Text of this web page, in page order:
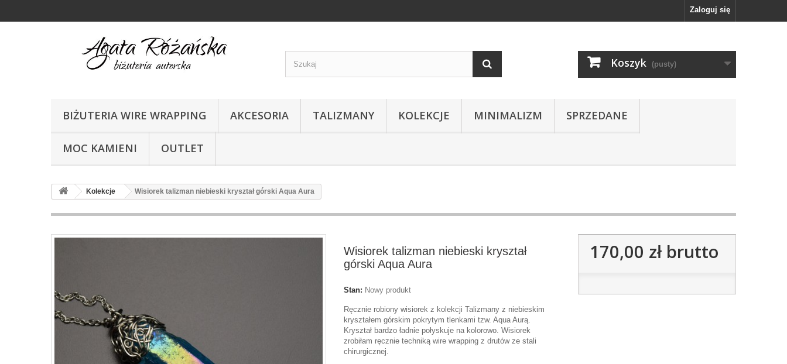
Zaloguj się
Koszyk (pusty)
BIŻUTERIA WIRE WRAPPING AKCESORIA TALIZMANY KOLEKCJE MINIMALIZM SPRZEDANE
MOC KAMIENI OUTLET
Kolekcje Wisiorek talizman niebieski kryształ górski Aqua Aura
Wisiorek talizman niebieski kryształ
górski Aqua Aura
Stan: Nowy produkt
Ręcznie robiony wisiorek z kolekcji Talizmany z niebieskim
kryształem górskim pokrytym tlenkami tzw. Aqua Aurą.
Kryształ bardzo ładnie połyskuje na kolorowo. Wisiorek
zrobiłam ręcznie techniką wire wrapping z drutów ze stali
chirurgicznej.
170,00 złbrutto